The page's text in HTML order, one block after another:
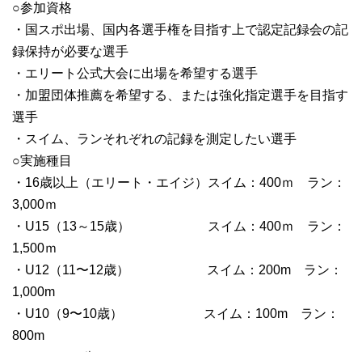
○参加資格
・国スポ出場、国内各選手権を目指す上で認定記録会の記
録保持が必要な選手
・エリート公式大会に出場を希望する選手
・加盟団体推薦を希望する、または強化指定選手を目指す
選手
・スイム、ランそれぞれの記録を測定したい選手
○実施種目
・16歳以上（エリート・エイジ）スイム：400ｍ ラン：
3,000ｍ
・U15（13～15歳） スイム：400ｍ ラン：
1,500ｍ
・U12（11〜12歳） スイム：200m ラン：
1,000m
・U10（9〜10歳） スイム：100m ラン：
800m